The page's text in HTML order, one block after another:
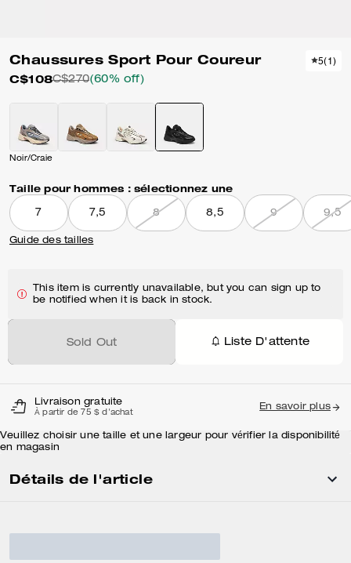
Chaussures Sport Pour Coureur
C$108C$270(60% off)
5(1)
Noir/Craie
Taille pour hommes : sélectionnez une
7 7,5 8 8,5 9 9,5
Guide des tailles
This item is currently unavailable, but you can sign up to
be notified when it is back in stock.
Sold Out Liste D'attente
Livraison gratuite
À partir de 75 $ d'achat
En savoir plus
Veuillez choisir une taille et une largeur pour vérifier la disponibilité
en magasin
Détails de l'article